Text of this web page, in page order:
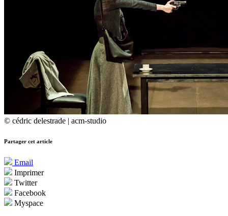
© cédric delestrade | acm-studio
Partager cet article
Email
Imprimer
Twitter
Facebook
Myspace